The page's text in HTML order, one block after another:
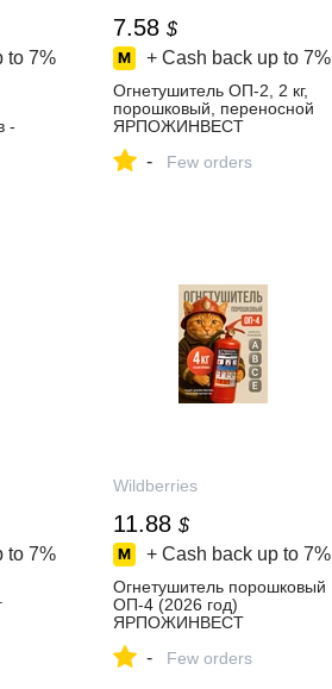
to 7%
-
7.58 $
+ Cash back up to 7%
Огнетушитель ОП-2, 2 кг,
порошковый, переносной
ЯРПОЖИНВЕСТ
в интернет‑магазине
- Few orders
to 7%
Wildberries
11.88 $
+ Cash back up to 7%
Огнетушитель порошковый
ОП-4 (2026 год)
ЯРПОЖИНВЕСТ
в интернет‑магазине
- Few orders